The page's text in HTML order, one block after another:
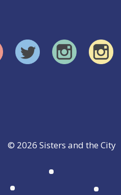
© 2026 Sisters and the City